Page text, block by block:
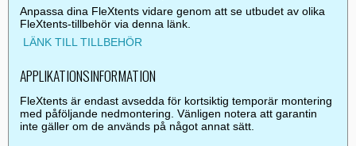
Anpassa dina FleXtents vidare genom att se utbudet av olika
FleXtents-tillbehör via denna länk.
LÄNK TILL TILLBEHÖR
APPLIKATIONSINFORMATION
FleXtents är endast avsedda för kortsiktig temporär montering
med påföljande nedmontering. Vänligen notera att garantin
inte gäller om de används på något annat sätt.